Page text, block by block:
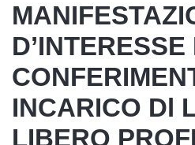
D’INTERESSE
INCARICO Dl
LIBERO